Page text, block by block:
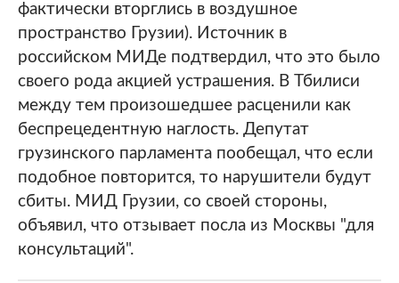
фактически вторглись в воздушное
пространство Грузии). Источник в
российском МИДе подтвердил, что это было
своего рода акцией устрашения. В Тбилиси
между тем произошедшее расценили как
беспрецедентную наглость. Депутат
грузинского парламента пообещал, что если
подобное повторится, то нарушители будут
сбиты. МИД Грузии, со своей стороны,
объявил, что отзывает посла из Москвы "для
консультаций".